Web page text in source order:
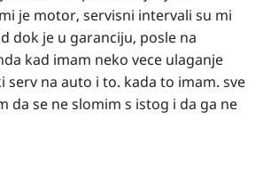
je motor, servisni intervali su mi
dok je u garanciju, posle na
kad imam neko vece ulaganje
serv na auto i to. kada to imam. sve
da se ne slomim s istog i da ga ne